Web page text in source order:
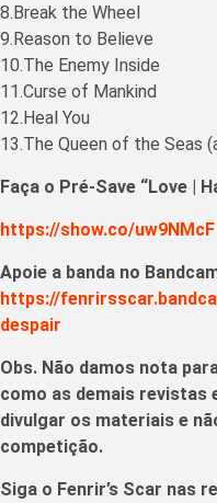
8.Break the Wheel
9.Reason to Believe
10.The Enemy Inside
11.Curse of Mankind
12.Heal You
13.The Queen of the Seas
Faça o Pré-Save “Love |
https://show.co/uw9NMcF
Apoie a banda no
https://
despair
Obs. Não damos nota
como as demais revistas
divulgar os materiais e
competição.
Siga o Fenrir’s Scar nas